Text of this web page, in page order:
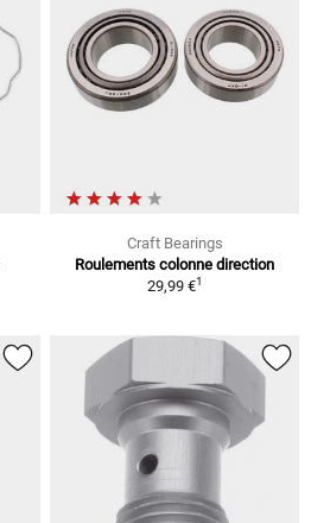
Craft Bearings
Roulements colonne direction
29,99 €1